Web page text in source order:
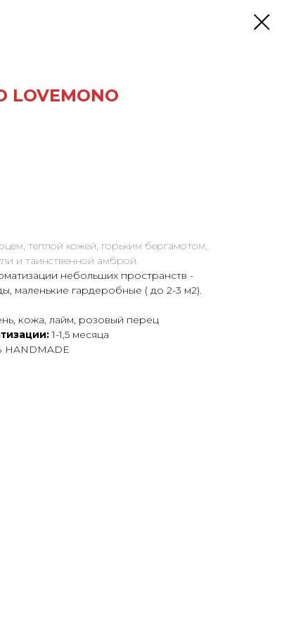
теплой кожей, горьким бергамотом,
и таинственной амброй.
небольших пространств -
маленькие гардеробные ( до 2-3 м2).
кожа, лайм, розовый перец
1-1,5 месяца
HANDMADE